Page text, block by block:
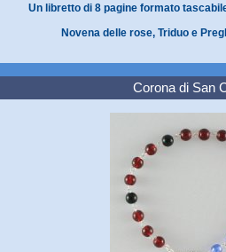
Un libretto di 8 pagine formato
Novena delle rose, Triduo e
Corona di San